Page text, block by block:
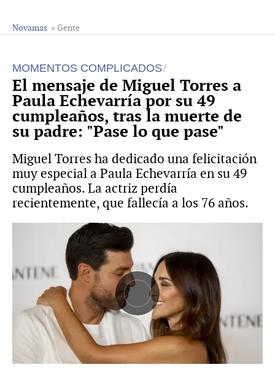
Novamas » Gente